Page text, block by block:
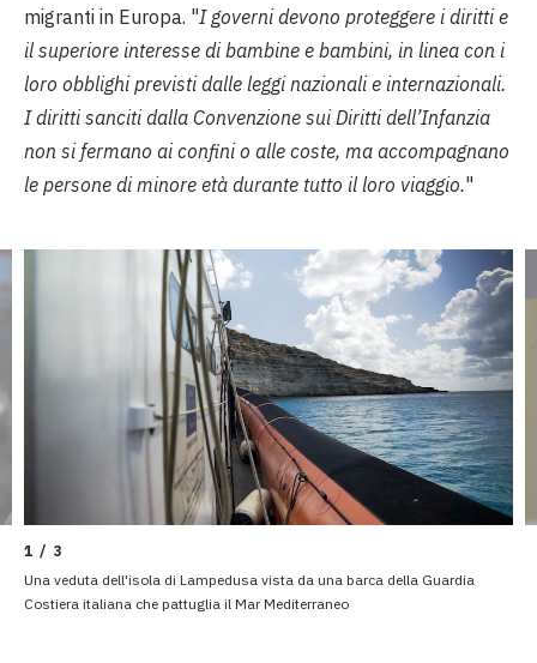
migranti in Europa. "I governi devono proteggere i diritti e
il superiore interesse di bambine e bambini, in linea con i
loro obblighi previsti dalle leggi nazionali e internazionali.
I diritti sanciti dalla Convenzione sui Diritti dell’Infanzia
non si fermano ai confini o alle coste, ma accompagnano
le persone di minore età durante tutto il loro viaggio."
1 / 3
Una veduta dell'isola di Lampedusa vista da una barca della Guardia
Costiera italiana che pattuglia il Mar Mediterraneo